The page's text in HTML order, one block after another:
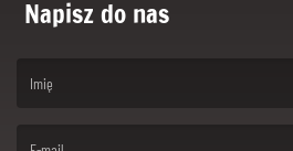
Napisz do nas